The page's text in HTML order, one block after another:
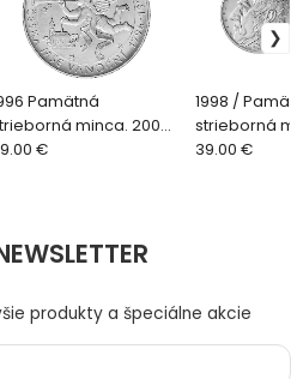
Pamätná
minca. 200
200. výročie Českej
€
1998 /
strieborná
výročie
39.00 €
produkty a špeciálne akcie